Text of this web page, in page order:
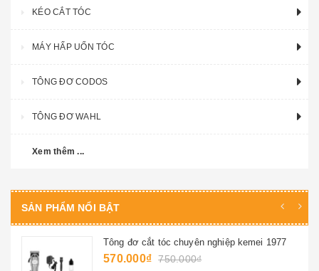
KÉO CẮT TÓC
MÁY HẤP UỐN TÓC
TÔNG ĐƠ CODOS
TÔNG ĐƠ WAHL
Xem thêm ...
SẢN PHẨM NỔI BẬT
Tông đơ cắt tóc chuyên nghiệp kemei 1977
570.000₫ 750.000₫